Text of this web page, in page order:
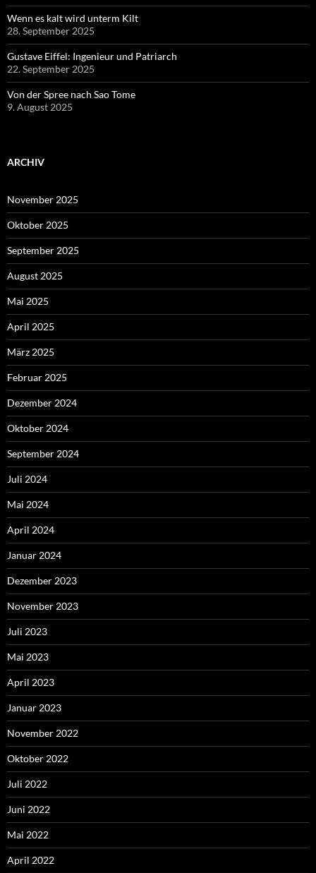
Wenn es kalt wird unterm Kilt
28. September 2025
Gustave Eiffel: Ingenieur und Patriarch
22. September 2025
Von der Spree nach Sao Tome
9. August 2025
ARCHIV
November 2025
Oktober 2025
September 2025
August 2025
Mai 2025
April 2025
März 2025
Februar 2025
Dezember 2024
Oktober 2024
September 2024
Juli 2024
Mai 2024
April 2024
Januar 2024
Dezember 2023
November 2023
Juli 2023
Mai 2023
April 2023
Januar 2023
November 2022
Oktober 2022
Juli 2022
Juni 2022
Mai 2022
April 2022